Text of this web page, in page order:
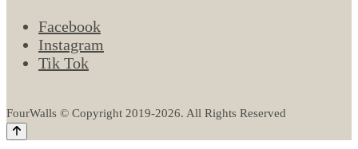
Facebook
Instagram
Tik Tok